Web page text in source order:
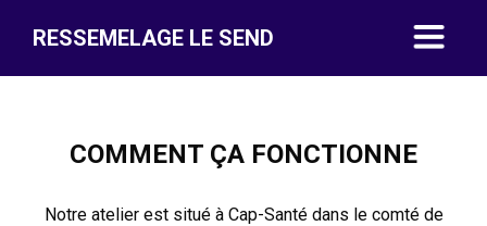
RESSEMELAGE LE SEND
COMMENT ÇA FONCTIONNE
Notre atelier est situé à Cap-Santé dans le comté de